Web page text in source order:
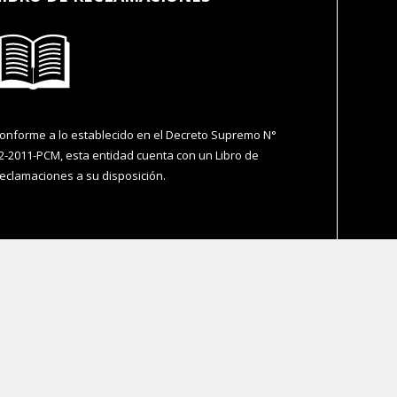
a lo establecido en el Decreto Supremo N°
2011-PCM, esta entidad cuenta con un Libro de
a su disposición.